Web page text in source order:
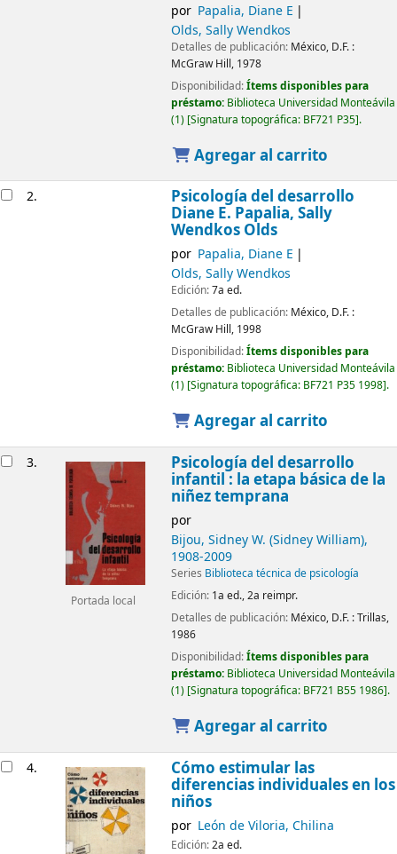
por Papalia, Diane E
Olds, Sally Wendkos
Detalles de publicación: México, D.F. :
McGraw Hill, 1978
Disponibilidad:Ítems disponibles para
préstamo: Biblioteca Universidad Monteávila
(1) Signatura topográfica: BF721 P35 .
Agregar al carrito
2. Psicología del desarrollo
Diane E. Papalia, Sally
Wendkos Olds
por Papalia, Diane E
Olds, Sally Wendkos
Edición:7a ed.
Detalles de publicación: México, D.F. :
McGraw Hill, 1998
Disponibilidad:Ítems disponibles para
préstamo: Biblioteca Universidad Monteávila
(1) Signatura topográfica: BF721 P35 1998 .
Agregar al carrito
3.
Portada local
Psicología del desarrollo
infantil : la etapa básica de la
niñez temprana
por
Bijou, Sidney W. (Sidney William),
1908-2009
Series Biblioteca técnica de psicología
Edición: 1a ed., 2a reimpr.
Detalles de publicación: México, D.F. :Trillas,
1986
Disponibilidad:Ítems disponibles para
préstamo: Biblioteca Universidad Monteávila
(1) Signatura topográfica: BF721 B55 1986 .
Agregar al carrito
4. Cómo estimular las
diferencias individuales en los
niños
por León de Viloria, Chilina
Edición:2a ed.